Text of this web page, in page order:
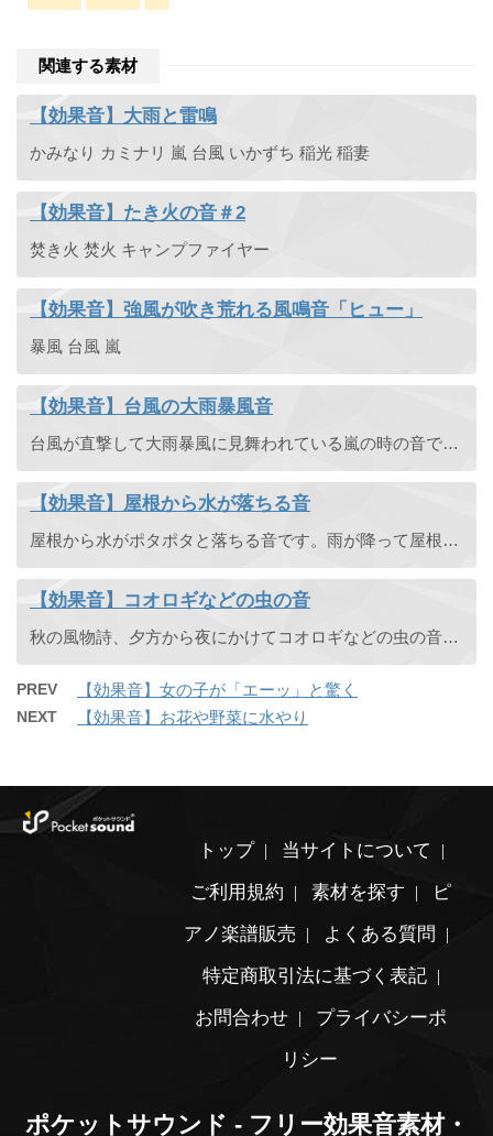
関連する素材
【効果音】大雨と雷鳴
かみなり カミナリ 嵐 台風 いかずち 稲光 稲妻
【効果音】たき火の音＃2
焚き火 焚火 キャンプファイヤー
【効果音】強風が吹き荒れる風鳴音「ヒュー」
暴風 台風 嵐
【効果音】台風の大雨暴風音
台風が直撃して大雨暴風に見舞われている嵐の時の音です。
【効果音】屋根から水が落ちる音
屋根から水がポタポタと落ちる音です。雨が降って屋根から水が落ちる音、屋根に雪が積もって溶け出した雪どけ水が落ちる音として使えます。
【効果音】コオロギなどの虫の音
秋の風物詩、夕方から夜にかけてコオロギなどの虫の音を録音しました。虫の音って何か切ない感じがしますよね。ループとしても使えるのでノベルゲームの BGM として使うのもおすすめです。
PREV 【効果音】女の子が「エーッ」と驚く
NEXT 【効果音】お花や野菜に水やり
トップ
当サイトについて
ご利用規約
素材を探す
ピ
アノ楽譜販売
よくある質問
特定商取引法に基づく表記
お問合わせ
プライバシーポ
リシー
ポケットサウンド - フリー効果音素材・